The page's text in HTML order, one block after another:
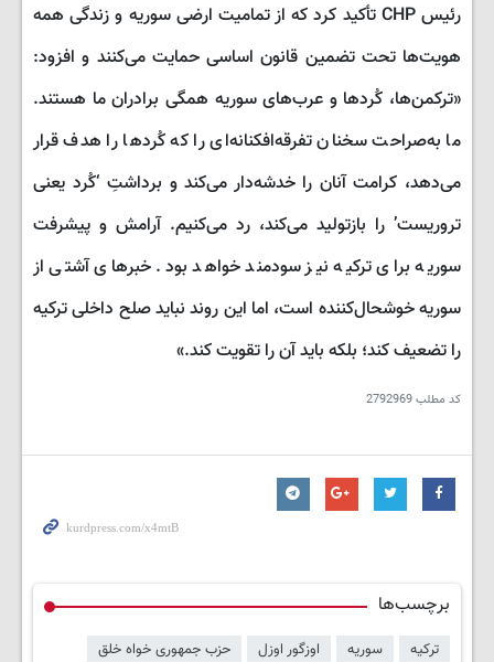
رئیس CHP تأکید کرد که از تمامیت ارضی سوریه و زندگی همه
هویت‌ها تحت تضمین قانون اساسی حمایت می‌کنند و افزود:
«ترکمن‌ها، کُردها و عرب‌های سوریه همگی برادران ما هستند.
ما به‌صراحت سخنان تفرقه‌افکنانه‌ای را که کُردها را هدف قرار
می‌دهد، کرامت آنان را خدشه‌دار می‌کند و برداشتِ ‘کُرد یعنی
تروریست’ را بازتولید می‌کند، رد می‌کنیم. آرامش و پیشرفت
سوریه برای ترکیه نیز سودمند خواهد بود. خبرهای آشتی از
سوریه خوشحال‌کننده است، اما این روند نباید صلح داخلی ترکیه
را تضعیف کند؛ بلکه باید آن را تقویت کند.»
کد مطلب2792969
برچسب‌ها
ترکیه سوریه اوزگور اوزل
حزب جمهوری خواه خلق